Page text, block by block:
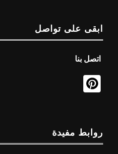
ابقى على تواصل
اتصل بنا
روابط مفيدة